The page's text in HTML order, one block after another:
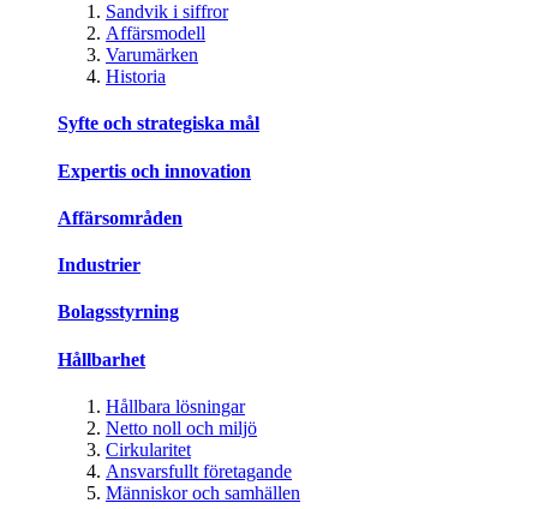
Sandvik i siffror
Affärsmodell
Varumärken
Historia
Syfte och strategiska mål
Expertis och innovation
Affärsområden
Industrier
Bolagsstyrning
Hållbarhet
Hållbara lösningar
Netto noll och miljö
Cirkularitet
Ansvarsfullt företagande
Människor och samhällen